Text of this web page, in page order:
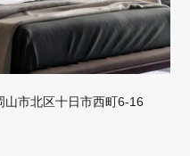
市北区十日市西町6-16